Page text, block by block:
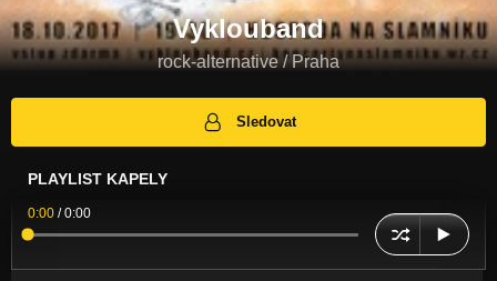
Vyklouband
rock-alternative / Praha
Sledovat
PLAYLIST KAPELY
0:00 /0:00